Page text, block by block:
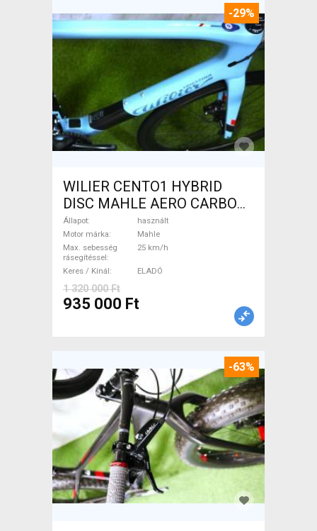
-29%
WILIER CENTO1 HYBRID
DISC MAHLE AERO CARBON
kerekek XL Elektromos
Országúti / Gravel Mahle
használt ELADÓ
Állapot
használt
Motor márka
Mahle
Max. sebesség
rásegítéssel
25 km/h
Keres / Kínál ELADÓ
1 320 000 Ft
935 000 Ft
-63%